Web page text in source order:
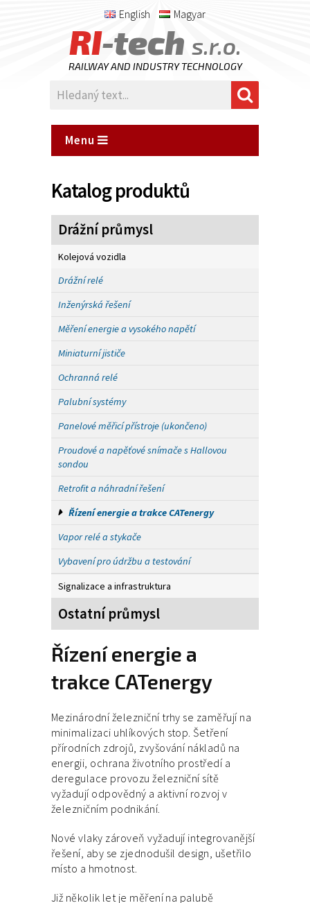
English Magyar
RI-tech s.r.o.
RAILWAY AND INDUSTRY TECHNOLOGY
Menu
Katalog produktů
Drážní průmysl
Kolejová vozidla
Drážní relé
Inženýrská řešení
Měření energie a vysokého napětí
Miniaturní jističe
Ochranná relé
Palubní systémy
Panelové měřicí přístroje (ukončeno)
Proudové a napěťové snímače s Hallovou
sondou
Retrofit a náhradní řešení
Řízení energie a trakce CATenergy
Vapor relé a stykače
Vybavení pro údržbu a testování
Signalizace a infrastruktura
Ostatní průmysl
Řízení energie a
trakce CATenergy
Mezinárodní železniční trhy se zaměřují na
minimalizaci uhlíkových stop. Šetření
přírodních zdrojů, zvyšování nákladů na
energii, ochrana životního prostředí a
deregulace provozu železniční sítě
vyžadují odpovědný a aktivní rozvoj v
železničním podnikání.
Nové vlaky zároveň vyžadují integrovanější
řešení, aby se zjednodušil design, ušetřilo
místo a hmotnost.
Již několik let je měření na palubě